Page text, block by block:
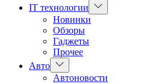
IT технологии
Показать
подменю
Новинки
Обзоры
Гаджеты
Прочее
Авто Показать
подменю
Автоновости